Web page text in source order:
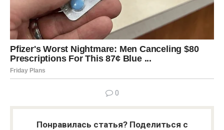
0
Понравилась статья? Поделиться с